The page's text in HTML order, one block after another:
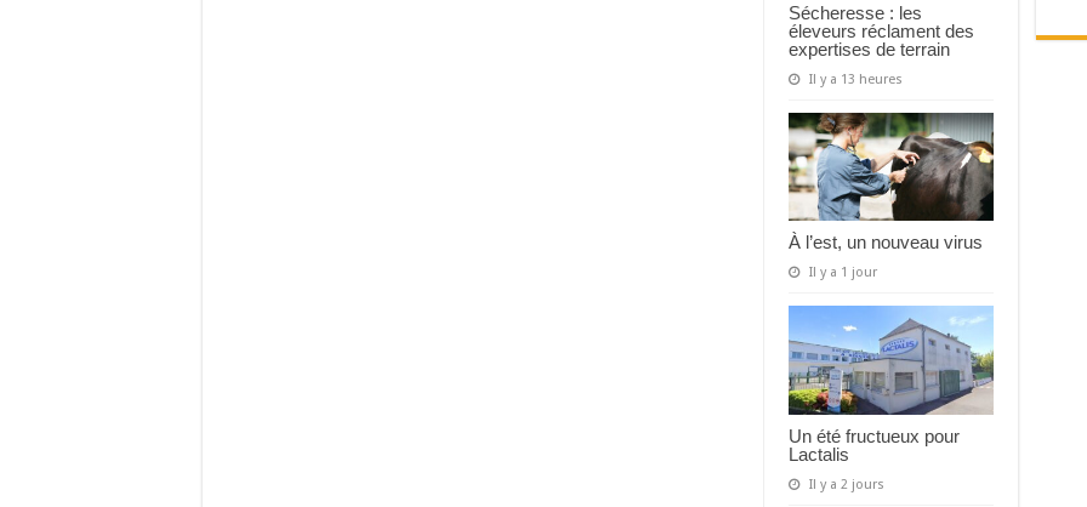
Sécheresse : les
éleveurs réclament des
expertises de terrain
Il y a 13 heures
À l’est, un nouveau virus
Il y a 1 jour
Un été fructueux pour
Lactalis
Il y a 2 jours